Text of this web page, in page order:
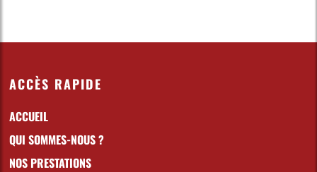
ACCÈS RAPIDE
ACCUEIL
QUI SOMMES-NOUS ?
NOS PRESTATIONS